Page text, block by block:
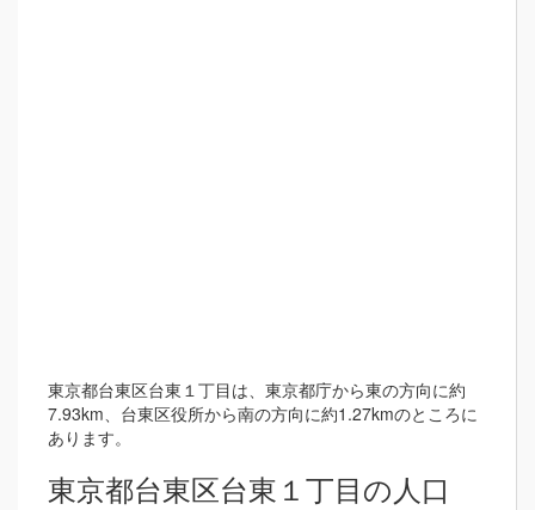
東京都台東区台東１丁目は、東京都庁から東の方向に約
7.93km、台東区役所から南の方向に約1.27kmのところに
あります。
東京都台東区台東１丁目の人口